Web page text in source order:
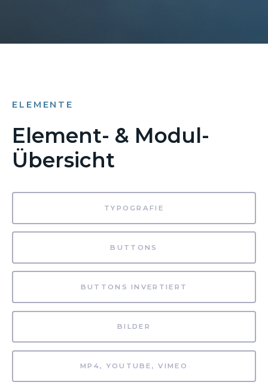
ELEMENTE
Element- & Modul-
Übersicht
TYPOGRAFIE
BUTTONS
BUTTONS INVERTIERT
BILDER
MP4, YOUTUBE, VIMEO